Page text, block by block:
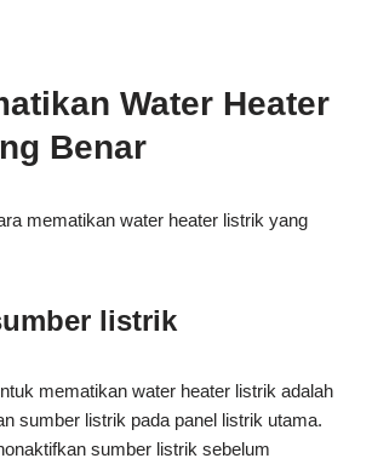
Water Heater
Benar
mematikan water heater listrik yang
listrik
mematikan water heater listrik adalah
sumber listrik pada panel listrik utama.
sumber listrik sebelum